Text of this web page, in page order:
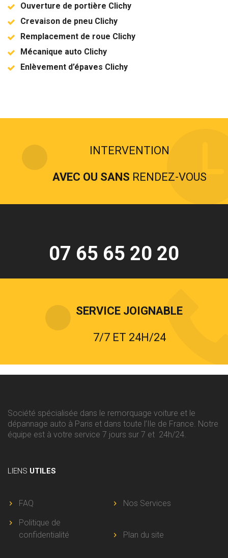
Ouverture de portière Clichy
Crevaison de pneu Clichy
Remplacement de roue Clichy
Mécanique auto Clichy
Enlèvement d’épaves Clichy
INTERVENTION
AVEC OU SANS RENDEZ-VOUS
07 65 65 20 20
SERVICE JOIGNABLE
7/7 ET 24H/24
Société spécialisée dans le remorquage voiture et le
dépannage auto à Paris et dans toute l’Ile de France. Notre
équipe est à votre service 7 jours sur 7 et 24h/24.
LIENS UTILES
FAQ
Nos Services
Politique de
confidentialité
Plan du site